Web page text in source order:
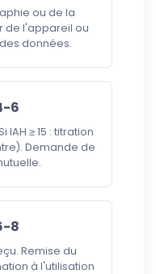
ou de la
de l'appareil ou
données.
6
≥ 15 : titration
Demande de
8
Remise du
à l'utilisation